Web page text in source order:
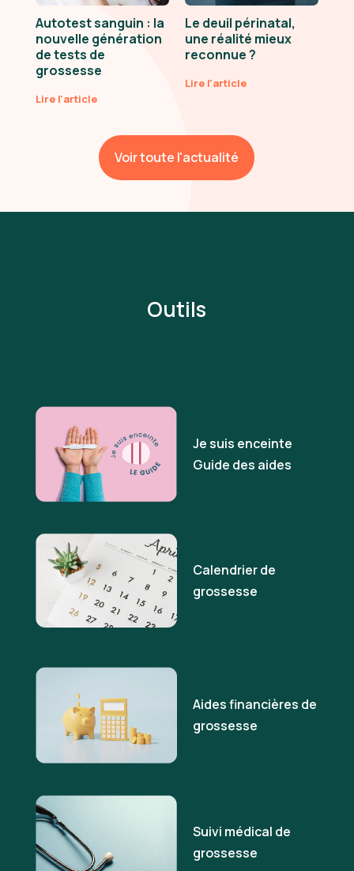
Autotest sanguin : la
nouvelle génération
de tests de
grossesse
Lire l'article
Le deuil périnatal,
une réalité mieux
reconnue ?
Lire l'article
Voir toute l'actualité
Outils
Je suis enceinte
Guide des aides
Calendrier de
grossesse
Aides financières de
grossesse
Suivi médical de
grossesse